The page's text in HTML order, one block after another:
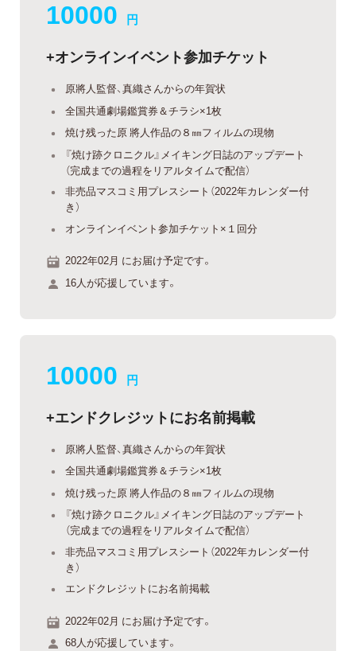
10000 円
+オンラインイベント参加チケット
原將人監督、真織さんからの年賀状
全国共通劇場鑑賞券＆チラシ×1枚
焼け残った原 將人作品の８㎜フィルムの現物
『焼け跡クロニクル』メイキング日誌のアップデート
（完成までの過程をリアルタイムで配信）
非売品マスコミ用プレスシート（2022年カレンダー付
き）
オンラインイベント参加チケット×１回分
2022年02月 にお届け予定です。
16人が応援しています。
10000 円
+エンドクレジットにお名前掲載
原將人監督、真織さんからの年賀状
全国共通劇場鑑賞券＆チラシ×1枚
焼け残った原 將人作品の８㎜フィルムの現物
『焼け跡クロニクル』メイキング日誌のアップデート
（完成までの過程をリアルタイムで配信）
非売品マスコミ用プレスシート（2022年カレンダー付
き）
エンドクレジットにお名前掲載
2022年02月 にお届け予定です。
68人が応援しています。